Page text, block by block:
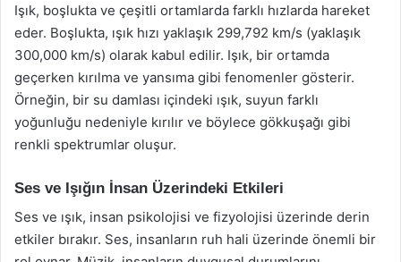
Işık, boşlukta ve çeşitli ortamlarda farklı hızlarda hareket
eder. Boşlukta, ışık hızı yaklaşık 299,792 km/s (yaklaşık
300,000 km/s) olarak kabul edilir. Işık, bir ortamda
geçerken kırılma ve yansıma gibi fenomenler gösterir.
Örneğin, bir su damlası içindeki ışık, suyun farklı
yoğunluğu nedeniyle kırılır ve böylece gökkuşağı gibi
renkli spektrumlar oluşur.
Ses ve Işığın İnsan Üzerindeki Etkileri
Ses ve ışık, insan psikolojisi ve fizyolojisi üzerinde derin
etkiler bırakır. Ses, insanların ruh hali üzerinde önemli bir